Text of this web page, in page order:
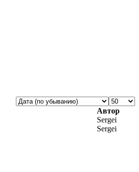
Автор
Sergei
Sergei